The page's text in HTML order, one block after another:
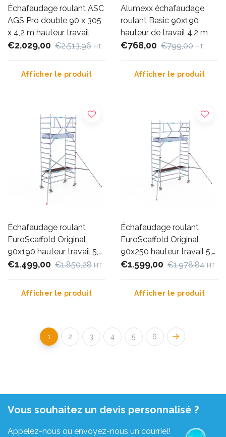
Échafaudage roulant ASC
AGS Pro double 90 x 305
x 4,2 m hauteur travail
€2.029,00 €2.513,96 HT
Afficher le produit
Alumexx échafaudage
roulant Basic 90x190
hauteur de travail 4,2 m
€768,00 €799,00 HT
Afficher le produit
Échafaudage roulant
EuroScaffold Original
90x190 hauteur travail 5,2
m
€1.499,00 €1.850,28 HT
Afficher le produit
Échafaudage roulant
EuroScaffold Original
90x250 hauteur travail 5,2
m
€1.599,00 €1.978,84 HT
Afficher le produit
1 2 3 4 5 6
Vous souhaitez un devis personnalisé ?
Appelez-nous ou envoyez-nous un courriel!